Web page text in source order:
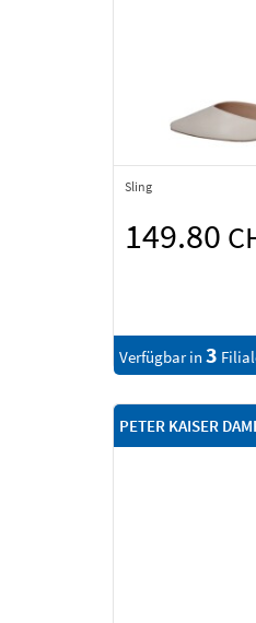
Sling
149.80
Verfügbar in 3
PETER KAISER